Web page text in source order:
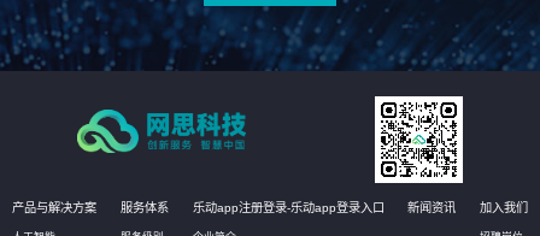
产品与解决方案 服务体系 乐动app注册登录-乐动app登录入口 新闻资讯 加入我们